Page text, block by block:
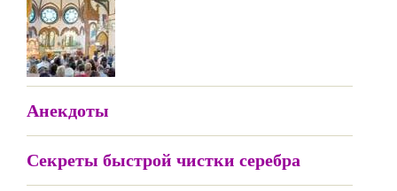
Анекдоты
Секреты быстрой чистки серебра